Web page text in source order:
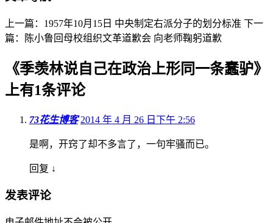
上一篇：1957年10月15日 中央制定右派分子的划分标准 下一
篇：陈小鲁回母校组织文革道歉会 向老师鞠躬道歉
《季羡林说自己在政治上形同一条蠢驴》
上有1条评论
73花生博客 2014 年 4 月 26 日下午 2:56
是啊，开窍了却不多言了，一句牢骚而已。
回复 ↓
发表评论